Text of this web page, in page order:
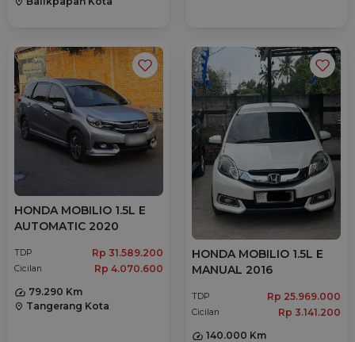
HONDA MOBILIO 1.5L E
AUTOMATIC 2020
TDP Rp 31.589.200
Cicilan
Rp 4.070.600
79.290 Km
location_on Tangerang Kota
HONDA MOBILIO 1.5L E
MANUAL 2016
TDP Rp 25.969.000
Cicilan
Rp 3.141.200
140.000 Km